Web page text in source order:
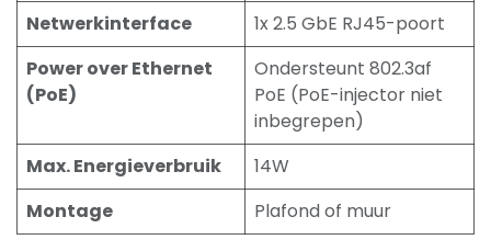
Netwerkinterface
1x 2.5 GbE RJ45-poort
Power over Ethernet
(PoE)
Ondersteunt 802.3af
PoE (PoE-injector niet
inbegrepen)
Max. Energieverbruik
14W
Montage
Plafond of muur